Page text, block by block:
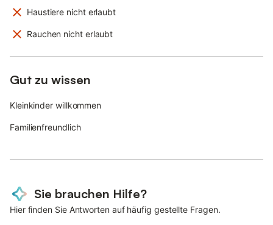
Haustiere nicht erlaubt
Rauchen nicht erlaubt
Gut zu wissen
Kleinkinder willkommen
Familienfreundlich
Sie brauchen Hilfe?
Hier finden Sie Antworten auf häufig gestellte Fragen.